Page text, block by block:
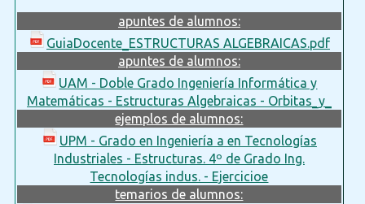
apuntes de alumnos:
GuiaDocente_ESTRUCTURAS ALGEBRAICAS.pdf
apuntes de alumnos:
UAM - Doble Grado Ingeniería Informática y
Matemáticas - Estructuras Algebraicas - Orbitas_y_
ejemplos de alumnos:
UPM - Grado en Ingeniería a en Tecnologías
Industriales - Estructuras. 4º de Grado Ing.
Tecnologías indus. - Ejercicioe
temarios de alumnos: